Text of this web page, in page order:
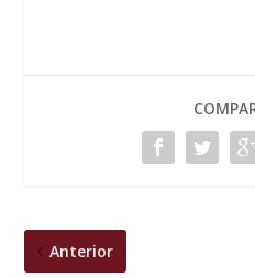
Anterior